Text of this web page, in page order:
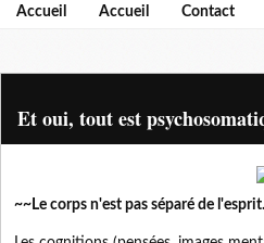
Accueil Accueil Contact
Et oui, tout est
~~Le corps n'est pas séparé de l'esprit.